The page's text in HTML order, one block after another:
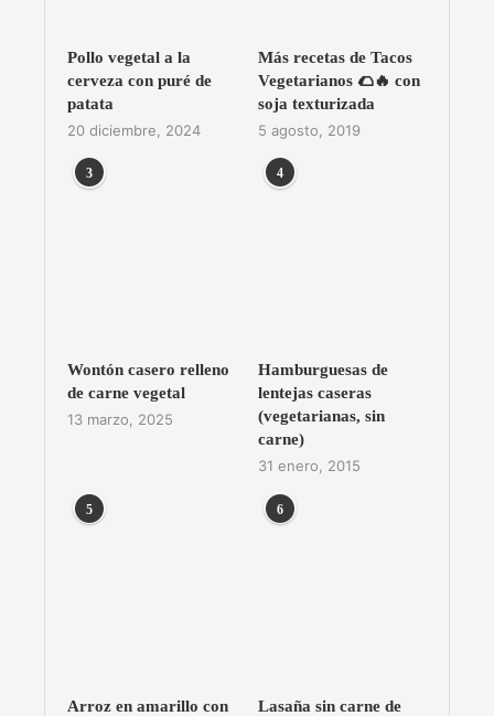
Pollo vegetal a la
cerveza con puré de
patata
20 diciembre, 2024
Más recetas de Tacos
Vegetarianos 🌮🔥 con
soja texturizada
5 agosto, 2019
3
Wontón casero relleno
de carne vegetal
13 marzo, 2025
4
Hamburguesas de
lentejas caseras
(vegetarianas, sin
carne)
31 enero, 2015
5
Arroz en amarillo con
6
Lasaña sin carne de